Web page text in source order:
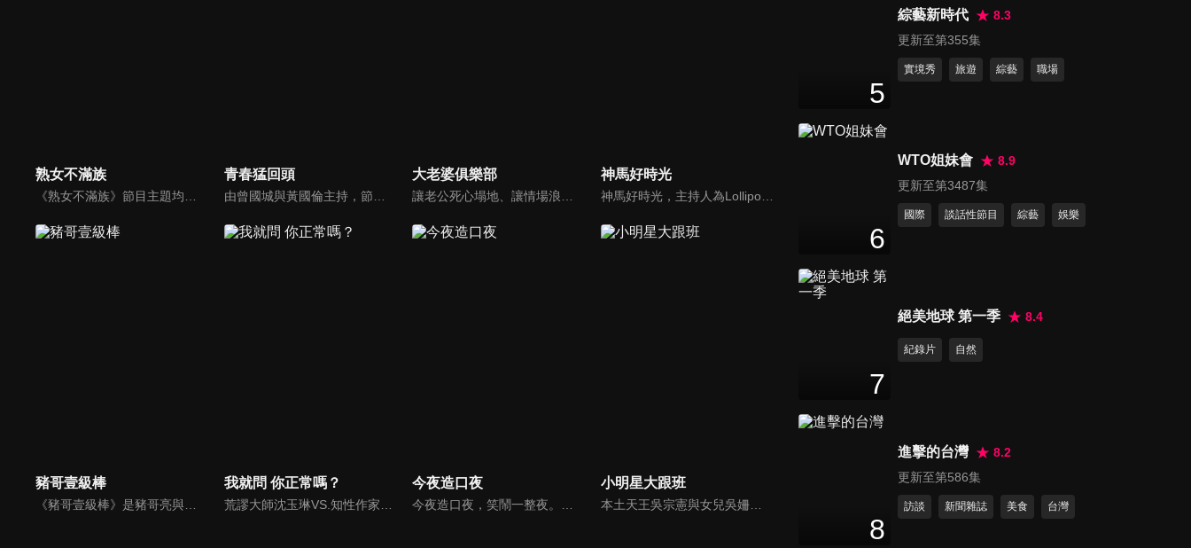
熟女不滿族 青春猛回頭 大老婆俱樂部 神馬好時光
豬哥壹級棒
《豬哥壹級棒》是豬哥亮與苗可麗主持的大型綜藝節目，看秀場天王豬哥亮獨特的豬式詼諧，增添了真性情、真感動，來賓分享自身感人故事，節目笑中帶淚猶如一場真情三溫暖。
我就問 你正常嗎？
荒謬大師沈玉琳VS.知性作家​​于美人，首次聯手主持！雙方展現犀利又幽默的獨特主持風格引爆辛辣話題！
今夜造口夜
今夜造口夜，笑鬧一整夜。以網路自製嘲諷節目走紅、在網路擁有廣大支持群眾和影響力的主播「視網膜」，藉此一揉合綜藝與喜劇之談話性節目，帶觀眾以輕鬆之方式，瞭解時下最熱門、最能引起共鳴的社會議題、現象和人物。 多元的切入角度、最輕鬆易懂的議題剖析、言論尺度不設限！
小明星大跟班
本土天王吳宗憲與女兒吳姍儒（Sandy）搭檔主持，每集邀請來賓暢談演藝圈大小事，父女檔聯手笑果十足，老梗搭上新世代，最新組合強勢登場！
第44集 老師的神奇易容術！教
你不用修圖就能擁有幸福好氣
看出個性？雞排妹的「收藏」
第46集 演藝圈的潛規則？八點
第47集 太迷信遭騙財騙色！台
48
第49集 愛美小心付出代價！
Mei使用超強效卸妝竟讓皮膚灼
5
綜藝新時代
8.3
更新至第355集
實境秀 旅遊 綜藝 職場
6
WTO姐妹會
8.9
更新至第3487集
國際 談話性節目 綜藝 娛樂
7
絕美地球 第一季 8.4
紀錄片 自然
8
進擊的台灣
8.2
更新至第586集
訪談 新聞雜誌 美食 台灣